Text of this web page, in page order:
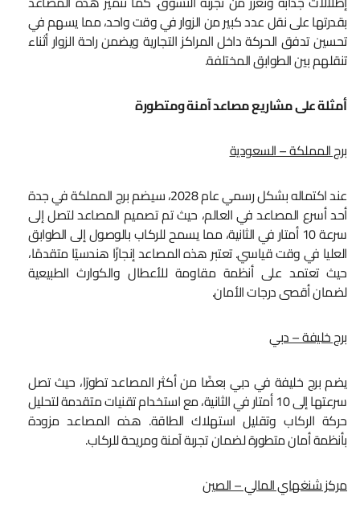
بقدرتها على نقل عدد كبير من الزوار في وقت واحد، مما يسهم في
تحسين تدفق الحركة داخل المراكز التجارية ويضمن راحة الزوار أثناء
تنقلهم بين الطوابق المختلفة.
أمثلة على مشاريع مصاعد آمنة ومتطورة
برج المملكة – السعودية
عند اكتماله بشكل رسمي عام 2028، سيضم برج المملكة في جدة
أحد أسرع المصاعد في العالم، حيث تم تصميم المصاعد لتصل إلى
سرعة 10 أمتار في الثانية، مما يسمح للركاب بالوصول إلى الطوابق
العليا في وقت قياسي. تعتبر هذه المصاعد إنجازًا هندسيًا متقدمًا،
حيث تعتمد على أنظمة مقاومة للأعطال والكوارث الطبيعية
لضمان أقصى درجات الأمان.
برج خليفة – دبي
يضم برج خليفة في دبي بعضًا من أكثر المصاعد تطورًا، حيث تصل
سرعتها إلى 10 أمتار في الثانية، مع استخدام تقنيات متقدمة لتحليل
حركة الركاب وتقليل استهلاك الطاقة. هذه المصاعد مزودة
بأنظمة أمان متطورة لضمان تجربة آمنة ومريحة للركاب.
مركز شنغهاي المالي – الصين